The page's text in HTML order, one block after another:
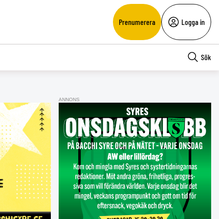
Prenumerera Logga in
Sök
ANNONS